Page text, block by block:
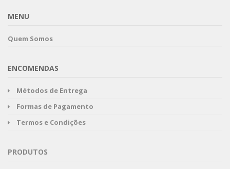
MENU
Quem Somos
ENCOMENDAS
Métodos de Entrega
Formas de Pagamento
Termos e Condições
PRODUTOS